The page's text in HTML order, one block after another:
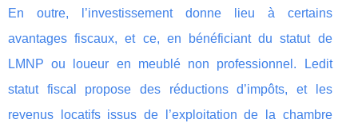
En outre, l’investissement donne lieu à certains
avantages fiscaux, et ce, en bénéficiant du statut de
LMNP ou loueur en meublé non professionnel. Ledit
statut fiscal propose des réductions d’impôts, et les
revenus locatifs issus de l’exploitation de la chambre